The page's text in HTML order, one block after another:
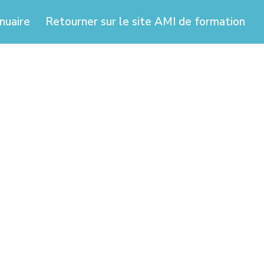
Retourner sur le site AMI de formation